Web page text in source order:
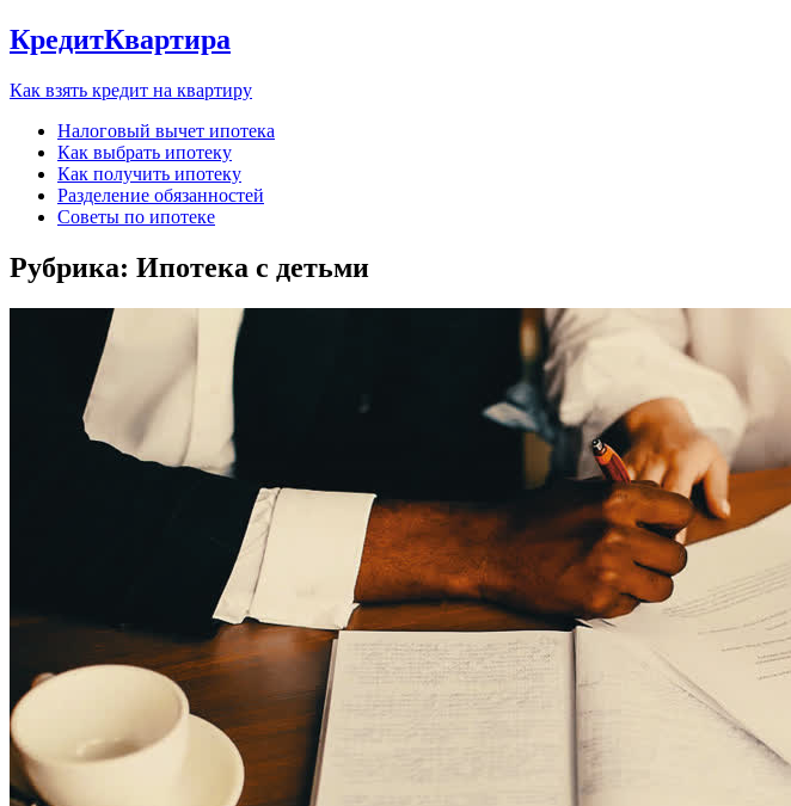
КредитКвартира
Как взять кредит на квартиру
Налоговый вычет ипотека
Как выбрать ипотеку
Как получить ипотеку
Разделение обязанностей
Советы по ипотеке
Рубрика: Ипотека с детьми